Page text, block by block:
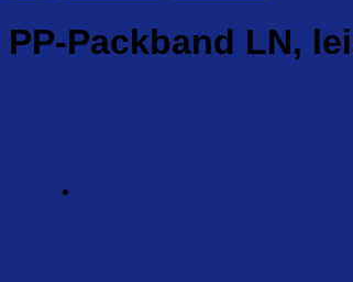
PP-Packband LN,